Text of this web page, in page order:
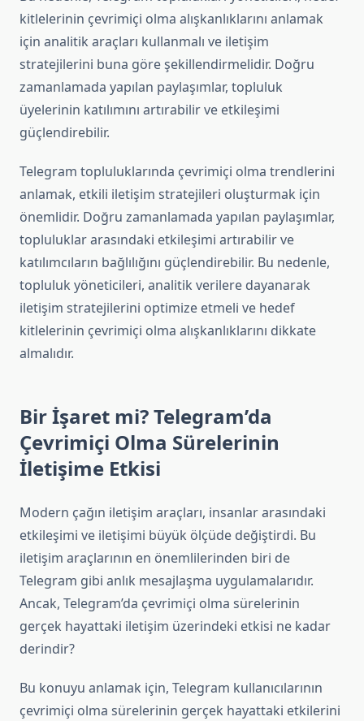
kitlelerinin çevrimiçi olma alışkanlıklarını anlamak
için analitik araçları kullanmalı ve iletişim
stratejilerini buna göre şekillendirmelidir. Doğru
zamanlamada yapılan paylaşımlar, topluluk
üyelerinin katılımını artırabilir ve etkileşimi
güçlendirebilir.
Telegram topluluklarında çevrimiçi olma trendlerini
anlamak, etkili iletişim stratejileri oluşturmak için
önemlidir. Doğru zamanlamada yapılan paylaşımlar,
topluluklar arasındaki etkileşimi artırabilir ve
katılımcıların bağlılığını güçlendirebilir. Bu nedenle,
topluluk yöneticileri, analitik verilere dayanarak
iletişim stratejilerini optimize etmeli ve hedef
kitlelerinin çevrimiçi olma alışkanlıklarını dikkate
almalıdır.
Bir İşaret mi? Telegram’da
Çevrimiçi Olma Sürelerinin
İletişime Etkisi
Modern çağın iletişim araçları, insanlar arasındaki
etkileşimi ve iletişimi büyük ölçüde değiştirdi. Bu
iletişim araçlarının en önemlilerinden biri de
Telegram gibi anlık mesajlaşma uygulamalarıdır.
Ancak, Telegram’da çevrimiçi olma sürelerinin
gerçek hayattaki iletişim üzerindeki etkisi ne kadar
derindir?
Bu konuyu anlamak için, Telegram kullanıcılarının
çevrimiçi olma sürelerinin gerçek hayattaki etkilerini